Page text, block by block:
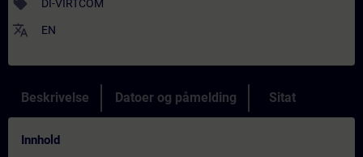
sell DI-VIRTCOM
translate EN
Beskrivelse Datoer og påmelding Sitat
Innhold